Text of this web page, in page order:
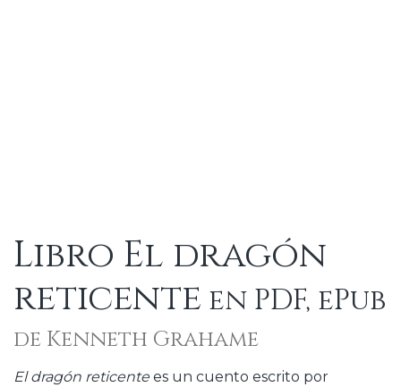
Libro El dragón
reticente en PDF, ePub
de Kenneth Grahame
El dragón reticente es un cuento escrito por